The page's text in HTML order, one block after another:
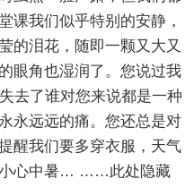
课我们似乎特别的安静，
的泪花，随即一颗又大又
眼角也湿润了。您说过我
去了谁对您来说都是一种
永远远的痛。您还总是对
醒我们要多穿衣服，天气
心中暑… ……此处隐藏